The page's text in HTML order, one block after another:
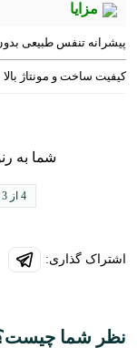
مزایا
پیشرانه تنفس طبیعی
کیفیت ساخت و مونتاژ بالا
شما به
4 از 3 رای
اشتراک گذاری:
نظر شما